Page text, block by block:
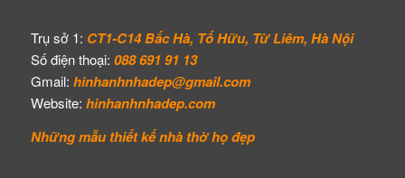
Trụ sở 1: CT1-C14 Bắc Hà, Tố Hữu, Từ Liêm, Hà Nội
Số điện thoại: 088 691 91 13
Gmail: hinhanhnhadep@gmail.com
Website: hinhanhnhadep.com
Những mẫu thiết kếnhà thờ họ đẹp